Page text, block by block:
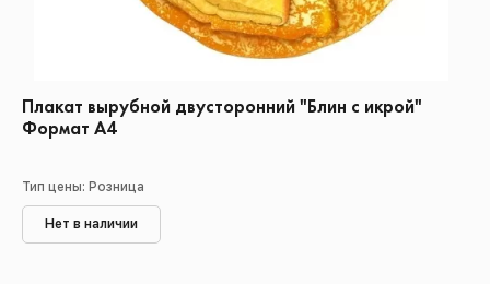
Плакат вырубной двусторонний "Блин с икрой"
Формат А4
Тип цены: Розница
Нет в наличии